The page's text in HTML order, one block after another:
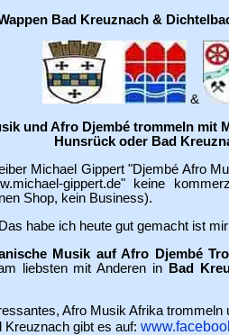
Bad Kreuznach &
&
und Afro Djembé trommeln mit
Hunsrück oder Bad
Michael Gippert "Djembé Afro
gippert.de" keine
Shop, kein Business).
Das habe ich heute gut gemacht ist
Musik auf Afro Djembé
liebsten mit Anderen in
Bad
Afro Musik Afrika
Kreuznach gibt es auf: